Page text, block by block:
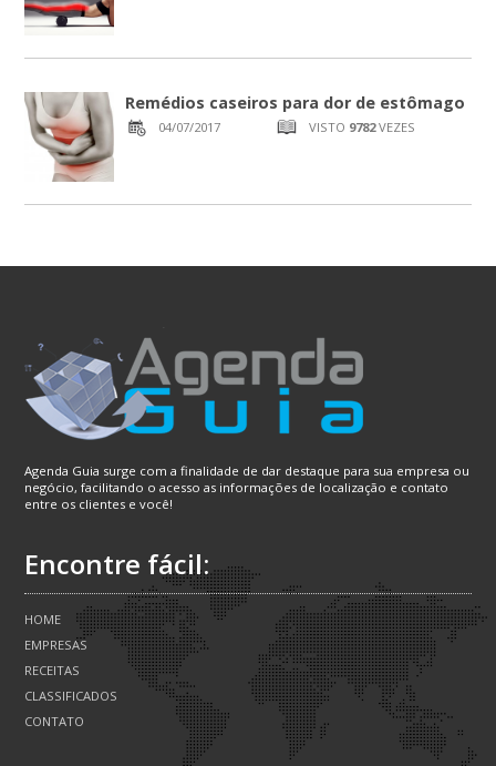
Remédios caseiros para dor de estômago
04/07/2017 VISTO 9782VEZES
Agenda Guia surge com a finalidade de dar destaque para sua empresa ou
negócio, facilitando o acesso as informações de localização e contato
entre os clientes e você!
Encontre fácil:
HOME
EMPRESAS
RECEITAS
CLASSIFICADOS
CONTATO